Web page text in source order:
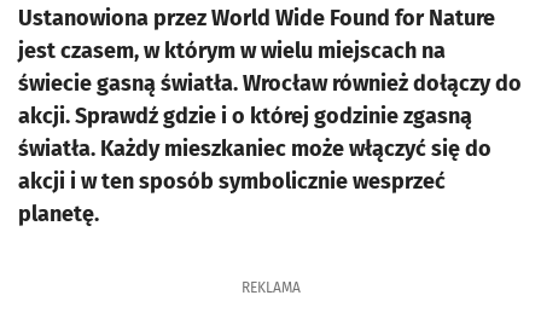
Ustanowiona przez World Wide Found for Nature
jest czasem, w którym w wielu miejscach na
świecie gasną światła. Wrocław również dołączy do
akcji. Sprawdź gdzie i o której godzinie zgasną
światła. Każdy mieszkaniec może włączyć się do
akcji i w ten sposób symbolicznie wesprzeć
planetę.
REKLAMA